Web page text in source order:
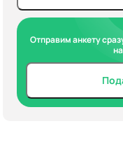
Отправим анкету